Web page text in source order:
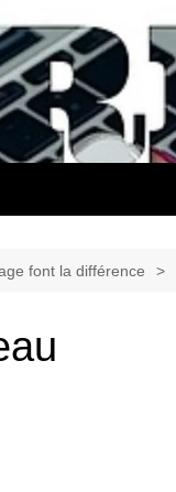
font la différence